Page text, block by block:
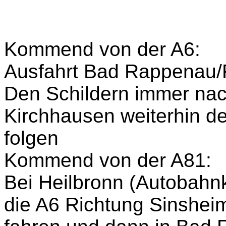
Kommend von der A6:
Ausfahrt Bad
Den Schildern immer
Kirchhausen weiterhin
folgen
Kommend von der A81:
Bei Heilbronn
die A6 Richtung